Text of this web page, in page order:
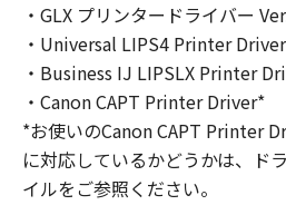
６．サポートおよびアップ
キヤノン、キヤノンの子会
らの販売代理店および販売
のライセンサーは、お客様
ェアの使用を支援すること
ウェアに対してアップデー
いはサポートを行うことに
・GLX プリンタードライバー
・Universal LIPS4 Printer
・Business IJ LIPSLX Printer
・Canon CAPT Printer Driver*
*お使いのCanon CAPT Printer
に対応しているかどうかは、ド
イルをご参照ください。